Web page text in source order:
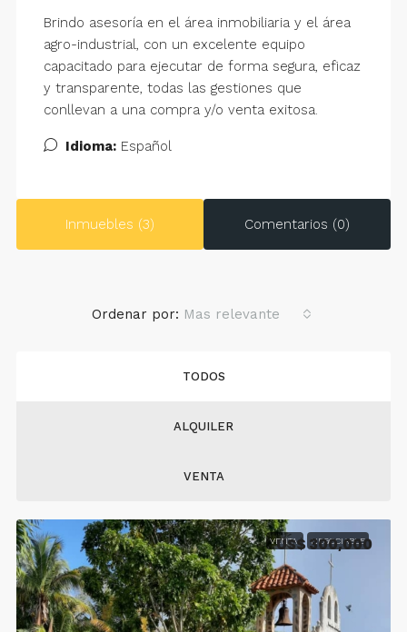
Brindo asesoría en el área inmobiliaria y el área
agro-industrial, con un excelente equipo
capacitado para ejecutar de forma segura, eficaz
y transparente, todas las gestiones que
conllevan a una compra y/o venta exitosa.
Idioma: Español
Inmuebles (3) Comentarios (0)
TODOS
ALQUILER
VENTA
Ordenar por: Mas relevante
VENTA NEGOCIABLE
US$ 300,000